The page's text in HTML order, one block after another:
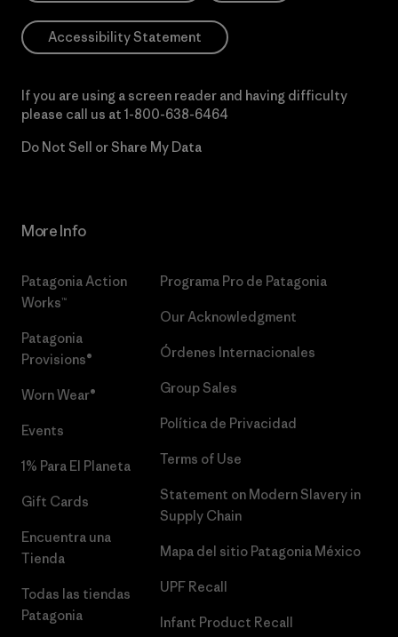
Accessibility Statement
If you are using a screen reader and having difficulty
please call us at 1-800-638-6464
Do Not Sell or Share My Data
More Info
Patagonia Action
Works™
Patagonia
Provisions®
Worn Wear®
Events
1% Para El Planeta
Gift Cards
Encuentra una
Tienda
Todas las tiendas
Patagonia
Programa Pro de Patagonia
Our Acknowledgment
Órdenes Internacionales
Group Sales
Política de Privacidad
Terms of Use
Statement on Modern Slavery in
Supply Chain
Mapa del sitio Patagonia México
UPF Recall
Infant Product Recall